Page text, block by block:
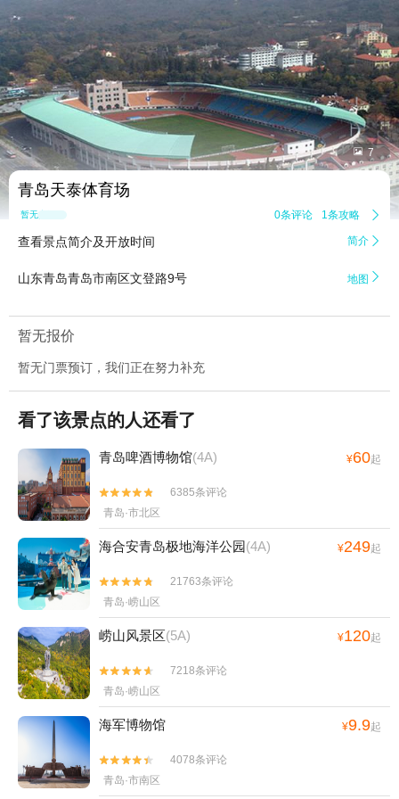
 7
青岛天泰体育场
暂无点评 0条评论 1条攻略 
查看景点简介及开放时间 简介 
山东青岛青岛市南区文登路9号 地图 
暂无报价
暂无门票预订，我们正在努力补充
看了该景点的人还看了
青岛啤酒博物馆(4A) ¥60起


6385条评论
青岛·市北区
海合安青岛极地海洋公园(4A) ¥249起


21763条评论
青岛·崂山区
崂山风景区(5A) ¥120起


7218条评论
青岛·崂山区
海军博物馆 ¥9.9起


4078条评论
青岛·市南区
